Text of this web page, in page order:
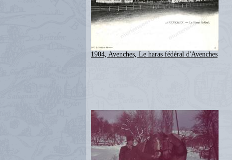
1904, Avenches, Le haras fédéral d'Avenches